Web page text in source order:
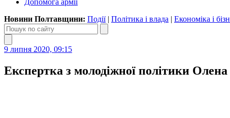
Допомога армії
Новини Полтавщини: Події| Політика і влада | Економіка і
9 липня 2020, 09:15
Експертка з молодіжної політики